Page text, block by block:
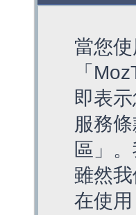
當您
「
即表
服務
區」
雖然
在使